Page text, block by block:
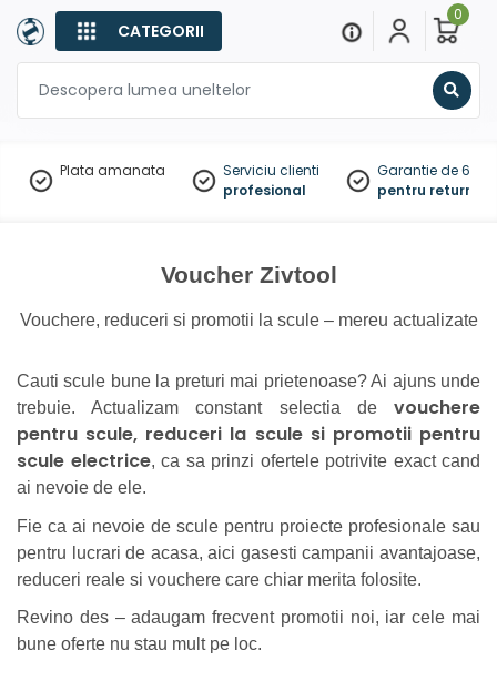
CATEGORII
0
Plata amanata
Serviciu clienti
profesional
Garantie de 60
pentru
Voucher Zivtool
Vouchere, reduceri si promotii la scule – mereu actualizate
Cauti scule bune la preturi mai prietenoase? Ai ajuns unde
trebuie. Actualizam constant selectia de vouchere
pentru scule, reduceri la scule si promotii pentru
scule electrice, ca sa prinzi ofertele potrivite exact cand
ai nevoie de ele.
Fie ca ai nevoie de scule pentru proiecte profesionale sau
pentru lucrari de acasa, aici gasesti campanii avantajoase,
reduceri reale si vouchere care chiar merita folosite.
Revino des – adaugam frecvent promotii noi, iar cele mai
bune oferte nu stau mult pe loc.